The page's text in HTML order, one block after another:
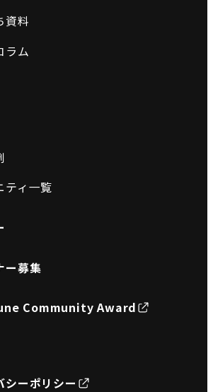
資料
ラム
ティ一覧
ー募集
Community Award
シーポリシー